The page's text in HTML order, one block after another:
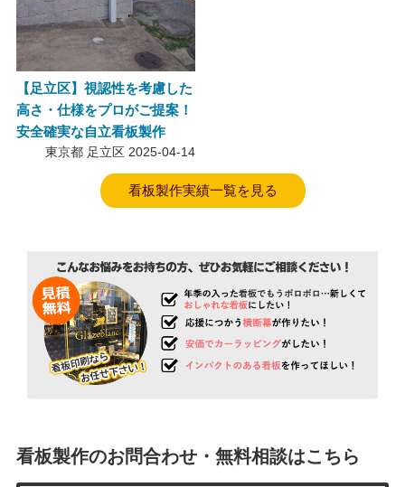
【足立区】視認性を考慮した
高さ・仕様をプロがご提案！
安全確実な自立看板製作
東京都 足立区 2025-04-14
看板製作実績一覧を見る
看板製作のお問合わせ・無料相談はこちら